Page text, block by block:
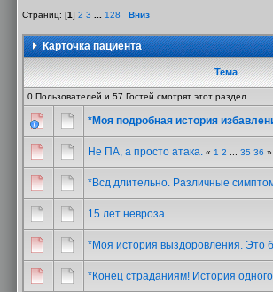
Страниц: [1] 2 3 128 Вниз
Карточка пациента
Тема
0 Пользователей и 57 Гостей смотрят этот раздел.
*Моя подробная история
Не ПА, а просто атака. « 1 2 35 36 »
*Всд длительно. Различные
15 лет невроза
*Моя история выздоровления. Это
*Конец страданиям! История